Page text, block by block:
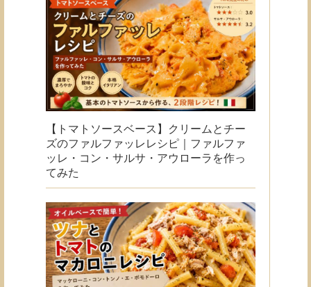
【トマトソースベース】クリームとチー
ズのファルファッレレシピ｜ファルファ
ッレ・コン・サルサ・アウローラを作っ
てみた